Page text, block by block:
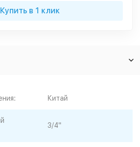
Купить в 1 клик
Китай
3/4"